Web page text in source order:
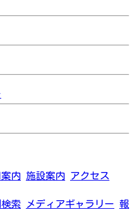
内 施設案内 アクセス
索 メディアギャラリー 報